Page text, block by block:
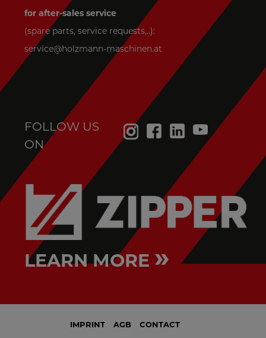
for after-sales service
(spare parts, service requests,..):
service@holzmann-maschinen.at
FOLLOW US
ON
LEARN MORE »
IMPRINT AGB CONTACT